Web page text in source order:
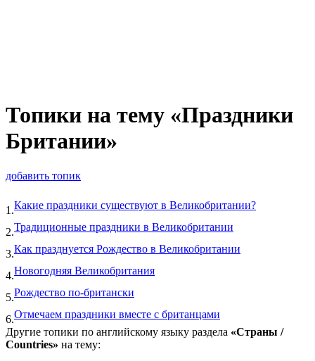
Топики на тему «Праздники
Британии»
добавить топик
1.Какие праздники существуют в Великобритании?
2.Традиционные праздники в Великобритании
3.Как празднуется Рождество в Великобритании
4.Новогодняя Великобритания
5.Рождество по-британски
6.Отмечаем праздники вместе с британцами
Другие топики по английскому языку раздела «Страны /
Countries» на тему: